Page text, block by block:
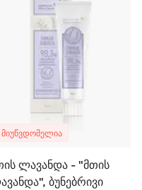
ᲛᲘᲣᲬᲕᲓᲝᲛᲔᲚᲘᲐ
ლავანდა - "მთის
ბუნებრივი